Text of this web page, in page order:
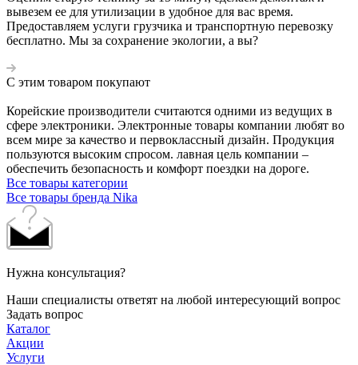
вывезем ее для утилизации в удобное для вас время.
Предоставляем услуги грузчика и транспортную перевозку
бесплатно. Мы за сохранение экологии, а вы?
С этим товаром покупают
Корейские производители считаются одними из ведущих в
сфере электроники. Электронные товары компании любят во
всем мире за качество и первоклассный дизайн. Продукция
пользуются высоким спросом. лавная цель компании –
обеспечить безопасность и комфорт поездки на дороге.
Все товары категории
Все товары бренда Nika
Нужна консультация?
Наши специалисты ответят на любой интересующий вопрос
Задать вопрос
Каталог
Акции
Услуги